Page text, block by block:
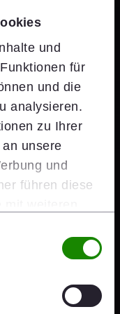
und
für
und die
analysieren.
zu Ihrer
unsere
und
führen diese
Ihrer Nutzung
wir
zu